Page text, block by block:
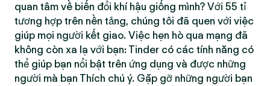
quan tâm về biến đổi khí hậu giống mình? Với 55 tỉ
tương hợp trên nền tảng, chúng tôi đã quen với việc
giúp mọi người kết giao. Việc hẹn hò qua mạng đã
không còn xa lạ với bạn: Tinder có các tính năng có
thể giúp bạn nổi bật trên ứng dụng và được những
người mà bạn Thích chú ý. Gặp gỡ những người bạn